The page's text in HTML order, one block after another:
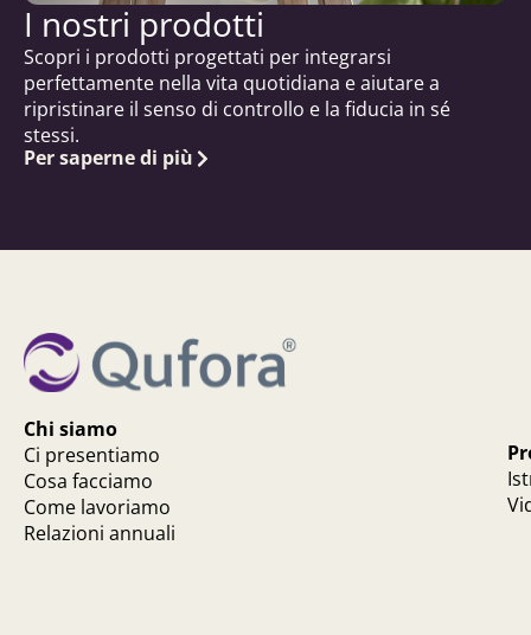
I nostri prodotti
Scopri i prodotti progettati per integrarsi
perfettamente nella vita quotidiana e aiutare a
ripristinare il senso di controllo e la fiducia in sé
stessi.
Per saperne di più
Chi siamo
Ci presentiamo
Cosa facciamo
Come lavoriamo
Relazioni annuali